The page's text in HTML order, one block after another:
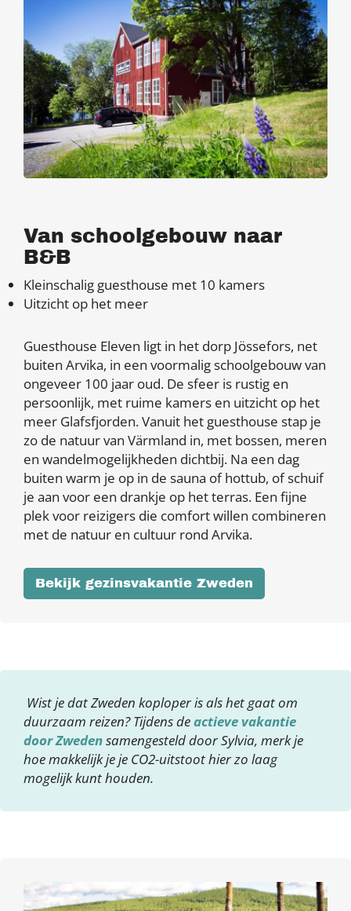
Van schoolgebouw naar
B&B
Kleinschalig guesthouse met 10 kamers
Uitzicht op het meer
Guesthouse Eleven ligt in het dorp Jössefors, net
buiten Arvika, in een voormalig schoolgebouw van
ongeveer 100 jaar oud. De sfeer is rustig en
persoonlijk, met ruime kamers en uitzicht op het
meer Glafsfjorden. Vanuit het guesthouse stap je
zo de natuur van Värmland in, met bossen, meren
en wandelmogelijkheden dichtbij. Na een dag
buiten warm je op in de sauna of hottub, of schuif
je aan voor een drankje op het terras. Een fijne
plek voor reizigers die comfort willen combineren
met de natuur en cultuur rond Arvika.
Bekijk gezinsvakantie Zweden
Wist je dat Zweden koploper is als het gaat om
duurzaam reizen? Tijdens deactieve vakantie
door Zwedensamengesteld door Sylvia, merk je
hoe makkelijk je je CO2-uitstoot hier zo laag
mogelijk kunt houden.